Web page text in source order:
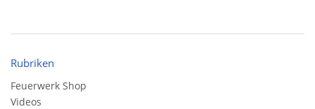
Rubriken
Feuerwerk Shop
Videos